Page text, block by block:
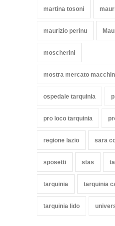
martina tosoni
maurizio perinu
moscherini
mostra mercato
ospedale tarquinia
pro loco tarquinia
regione lazio sara
sposetti stas
tarquinia tarquinia
tarquinia lido